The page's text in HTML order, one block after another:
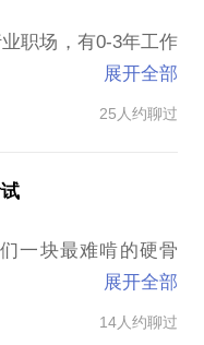
职场，有0-3年工作
星工作室、房地产公
单位之间的双向考
工图，如何定位自
展开全部
25人约聊过
一块最难啃的硬骨
案；
展开全部
14人约聊过